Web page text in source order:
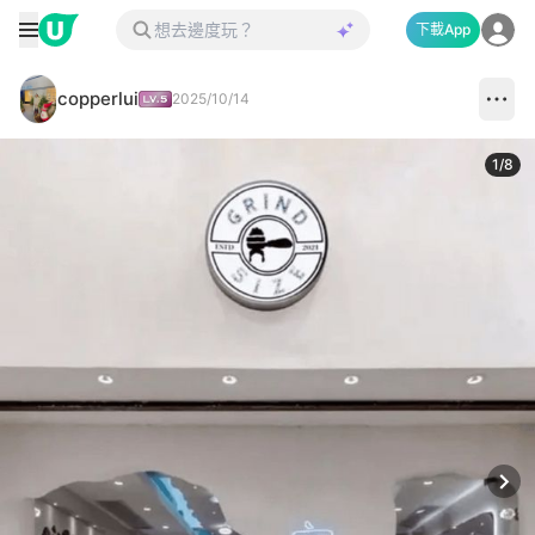
下載App
copperlui 2025/10/14
1/8